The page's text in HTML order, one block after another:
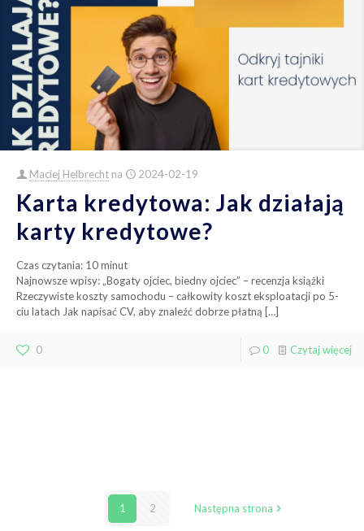
Maciej Helbrecht na 2024-02-19
Karta kredytowa: Jak działają
karty kredytowe?
Czas czytania: 10minut
Najnowsze wpisy: „Bogaty ojciec, biedny ojciec” – recenzja książki
Rzeczywiste koszty samochodu – całkowity koszt eksploatacji po 5-
ciu latach Jak napisać CV, aby znaleźć dobrze płatną […]
0 0 Czytaj więcej
1 2 Następna strona